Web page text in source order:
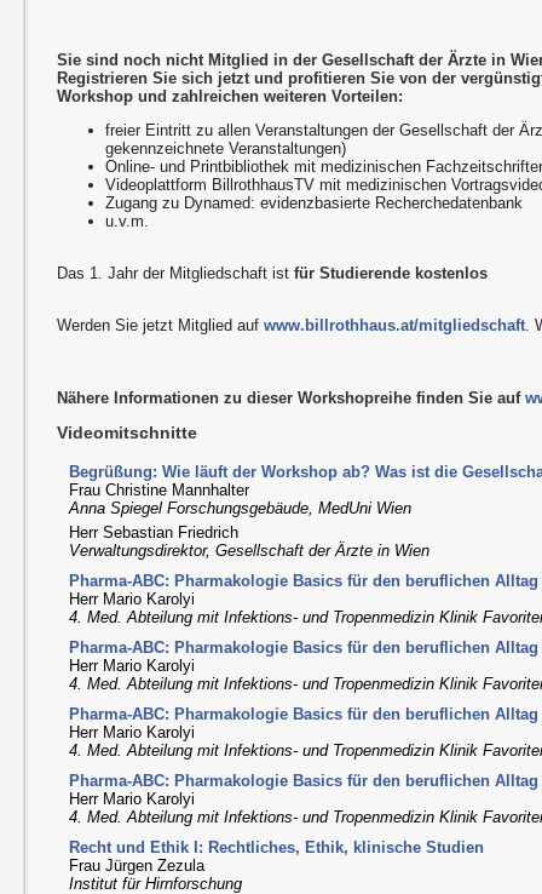
Sie sind noch nicht Mitglied in der Gesellschaft der Ärzte in
Registrieren Sie sich jetzt und profitieren Sie von der
Workshop und zahlreichen weiteren Vorteilen:
freier Eintritt zu allen Veranstaltungen der Gesellschaft der
gekennzeichnete Veranstaltungen)
Online- und Printbibliothek mit medizinischen
Videoplattform BillrothhausTV mit medizinischen
Zugang zu Dynamed: evidenzbasierte Recherchedatenbank
u.v.m.
Das 1. Jahr der Mitgliedschaft istfür Studierende kostenlos
Werden Sie jetzt Mitglied auf www.billrothhaus.at/mitgliedschaft.
Nähere Informationen zu dieser Workshopreihe finden Sie auf
Videomitschnitte
Begrüßung: Wie läuft der Workshop ab? Was ist die
Frau Christine Mannhalter
Anna Spiegel Forschungsgebäude, MedUni Wien
Herr Sebastian Friedrich
Verwaltungsdirektor, Gesellschaft der Ärzte in Wien
Pharma-ABC: Pharmakologie Basics für den beruflichen Alltag
Herr Mario Karolyi
4. Med. Abteilung mit Infektions- und Tropenmedizin Klinik
Pharma-ABC: Pharmakologie Basics für den beruflichen Alltag
Herr Mario Karolyi
4. Med. Abteilung mit Infektions- und Tropenmedizin Klinik
Pharma-ABC: Pharmakologie Basics für den beruflichen Alltag
Herr Mario Karolyi
4. Med. Abteilung mit Infektions- und Tropenmedizin Klinik
Pharma-ABC: Pharmakologie Basics für den beruflichen Alltag
Herr Mario Karolyi
4. Med. Abteilung mit Infektions- und Tropenmedizin Klinik
Recht und Ethik I: Rechtliches, Ethik, klinische Studien
Frau Jürgen Zezula
Institut für Hirnforschung